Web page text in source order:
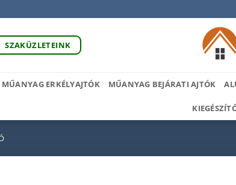
SZAKÜZLETEINK
MŰANYAG ERKÉLYAJTÓK MŰANYAG BEJÁRATI AJTÓK